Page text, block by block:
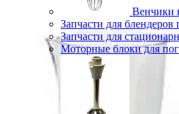
Венчики
Запчасти для блендеров
Запчасти для
Моторные блоки для